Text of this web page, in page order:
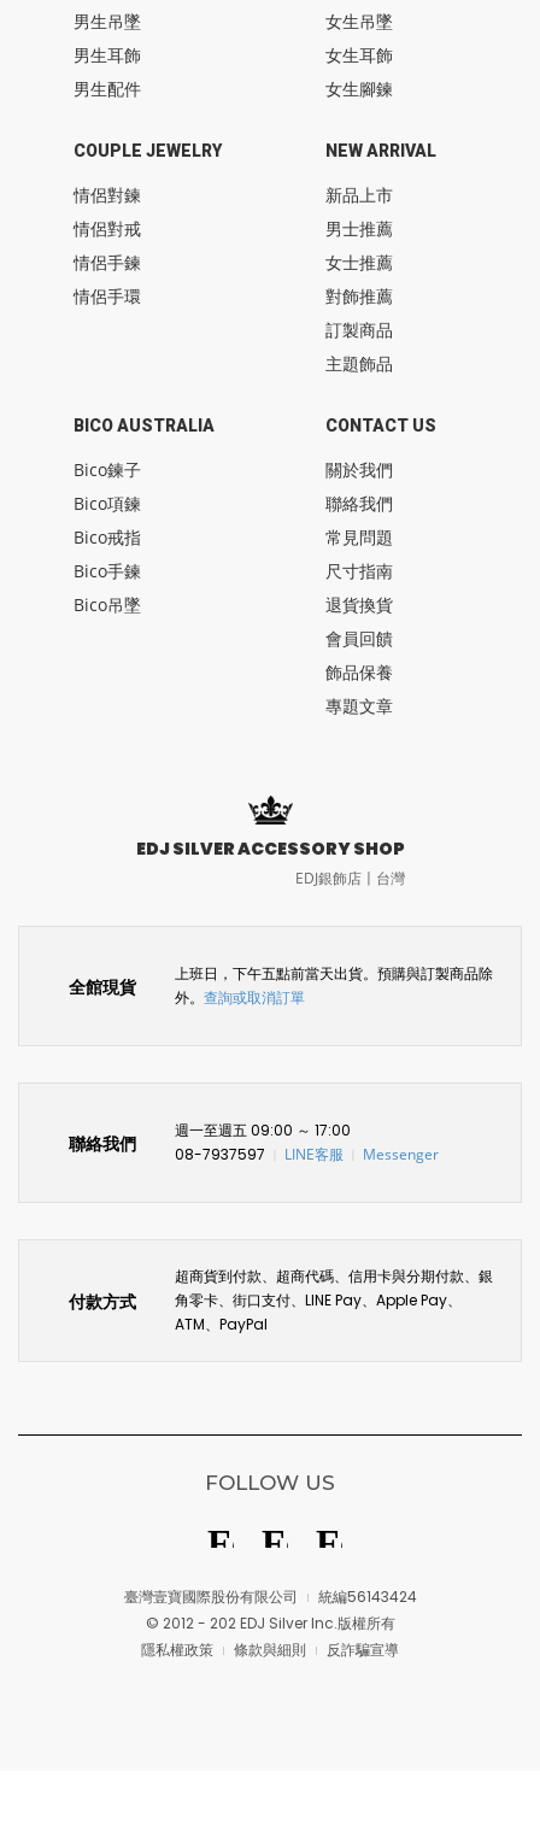
男生吊墜
男生耳飾
男生配件
女生吊墜
女生耳飾
女生腳鍊
COUPLE JEWELRY
情侶對鍊
情侶對戒
情侶手鍊
情侶手環
BICO AUSTRALIA
Bico鍊子
Bico項鍊
Bico戒指
Bico手鍊
Bico吊墜
NEW ARRIVAL
新品上市
男士推薦
女士推薦
對飾推薦
訂製商品
主題飾品
CONTACT US
關於我們
聯絡我們
常見問題
尺寸指南
退貨換貨
會員回饋
飾品保養
專題文章
EDJ SILVER ACCESSORY SHOP
EDJ銀飾店〡台灣
全館現貨
上班日，下午五點前當天出貨。預購與訂製商品除
外。 查詢或取消訂單
聯絡我們
週一至週五 09:00 ～ 17:00
08-7937597
LINE客服 Messenger
付款方式
超商貨到付款、超商代碼、信用卡與分期付款、銀
角零卡、街口支付、LINE Pay、Apple Pay、
ATM、PayPal
臺灣壹寶國際股份有限公司
統編56143424
© 2012 - 202 EDJ Silver Inc.版權所有
隱私權政策
條款與細則 反詐騙宣導
FOLLOW US